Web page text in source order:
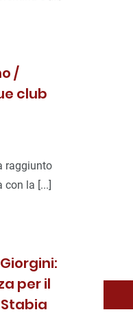
/
club
raggiunto
con la [...]
per il